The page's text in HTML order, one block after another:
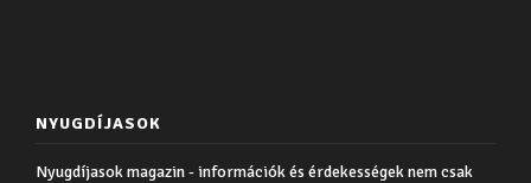
NYUGDÍJASOK
Nyugdíjasok magazin - információk és érdekességek nem csak